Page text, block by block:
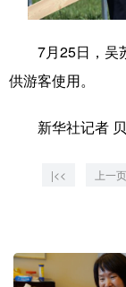
学术中国
城市
彩票
公益
北京
7月25日，吴苏
供游客使用。
新华社记者 贝
|<< 上一页